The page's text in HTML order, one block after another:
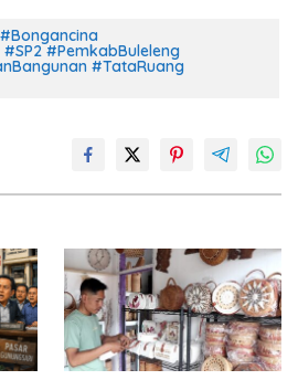
#PemkabBuleleng
#TataRuang